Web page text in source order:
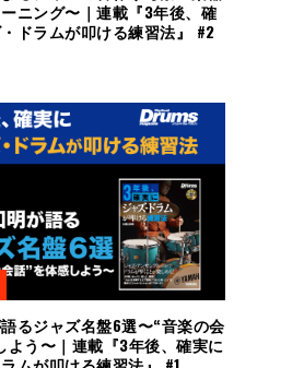
ニング〜｜連載『3年後、確
ドラムが叩ける練習法』 #2
るジャズ名盤6選〜“音楽の会
よう〜｜連載『3年後、確実に